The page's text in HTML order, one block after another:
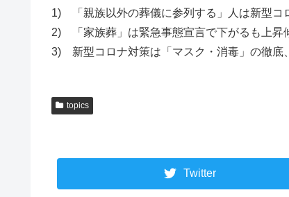
1) 「親族以外の葬儀に参列する」人は新型コ
2) 「家族葬」は緊急事態宣言で下がるも上昇
3) 新型コロナ対策は「マスク・消毒」の徹底
topics
Twitter